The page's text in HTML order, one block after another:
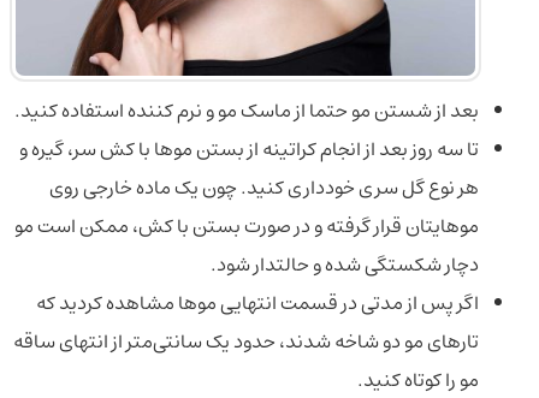
بعد از شستن مو حتما از ماسک مو و نرم کننده استفاده کنید.
تا سه روز بعد از انجام کراتینه از بستن موها با کش سر، گیره و
هر نوع گل ‌سری خودداری کنید. چون یک ماده خارجی روی
موهایتان قرار گرفته و در صورت بستن با کش، ممکن است مو
دچار شکستگی شده و حالتدار شود.
اگر پس از مدتی در قسمت انتهایی موها مشاهده کردید که
تارهای مو دو شاخه شدند، حدود یک سانتی‌متر از انتهای ساقه
مو را کوتاه کنید.